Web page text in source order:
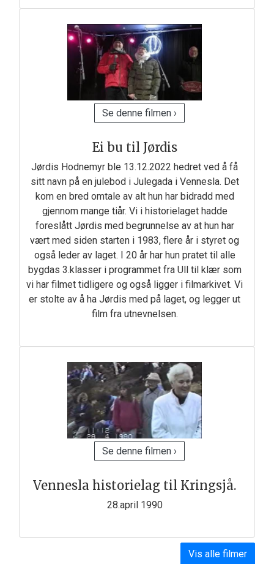
Se denne filmen ›
Ei bu til Jørdis
Jørdis Hodnemyr ble 13.12.2022 hedret ved å få
sitt navn på en julebod i Julegada i Vennesla. Det
kom en bred omtale av alt hun har bidradd med
gjennom mange tiår. Vi i historielaget hadde
foreslått Jørdis med begrunnelse av at hun har
vært med siden starten i 1983, flere år i styret og
også leder av laget. I 20 år har hun pratet til alle
bygdas 3.klasser i programmet fra Ull til klær som
vi har filmet tidligere og også ligger i filmarkivet. Vi
er stolte av å ha Jørdis med på laget, og legger ut
film fra utnevnelsen.
Se denne filmen ›
Vennesla historielag til Kringsjå.
28.april 1990
Vis alle filmer